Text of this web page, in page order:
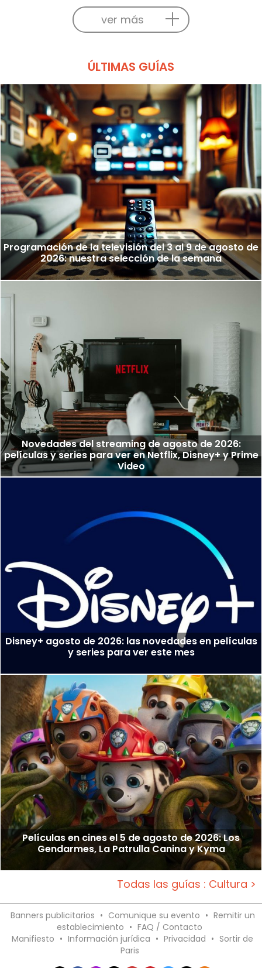
ver más
ÚLTIMAS GUÍAS
Programación de la televisión del 3 al 9 de agosto de
2026: nuestra selección de la semana
Novedades del streaming de agosto de 2026:
películas y series para ver en Netflix, Disney+ y Prime
Video
Disney+ agosto de 2026: las novedades en películas
y series para ver este mes
Películas en cines el 5 de agosto de 2026: Los
Gendarmes, La Patrulla Canina y Kyma
Todas las guías : Cultura >
Banners publicitarios • Comunique su evento • Remitir un
establecimiento • FAQ / Contacto
Manifiesto • Información jurídica • Privacidad • Sortir de
Paris